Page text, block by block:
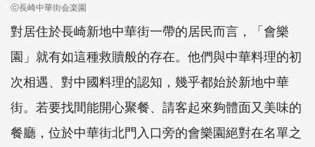
ⓒ長崎中華街会楽園
對居住於長崎新地中華街一帶的居民而言，「會樂
園」就有如這種救贖般的存在。他們與中華料理的初
次相遇、對中國料理的認知，幾乎都始於新地中華
街。若要找間能開心聚餐、請客起來夠體面又美味的
餐廳，位於中華街北門入口旁的會樂園絕對在名單之